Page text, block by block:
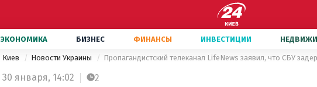
ЭКОНОМИКА БИЗНЕС ФИНАНСЫ ИНВЕСТИЦИИ
Киев Новости Украины Пропагандистский телеканал LifeNews заявил, что СБУ
30 января, 14:02 2